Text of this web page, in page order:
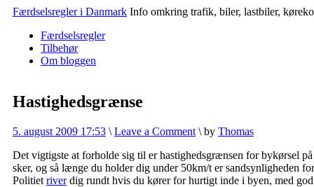
Færdselsregler i Danmark Info omkring trafik, biler, lastbiler,
Færdselsregler
Tilbehør
Om bloggen
Hastighedsgrænse
5. august 2009 17:53 \ Leave a Comment \ by Thomas
Det vigtigste at forholde sig til er hastighedsgrænsen for bykørsel
sker, og så længe du holder dig under 50km/t er sandsynligheden
Politiet riverdig rundt hvis du kører for hurtigt inde i byen, med